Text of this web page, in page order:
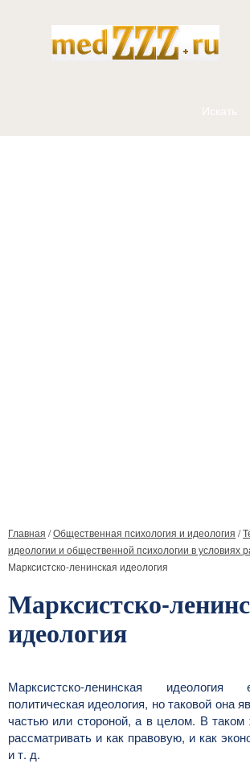
Главная /Общественная психология и идеология /
идеологии и общественной психологии в условиях
Марксистско-ленинская идеология
Марксистско-
идеология
Марксистско-ленинская идеология
политическая идеология, но таковой она
частью или стороной, а в целом. В
рассматривать и как правовую, и как
и т. д.